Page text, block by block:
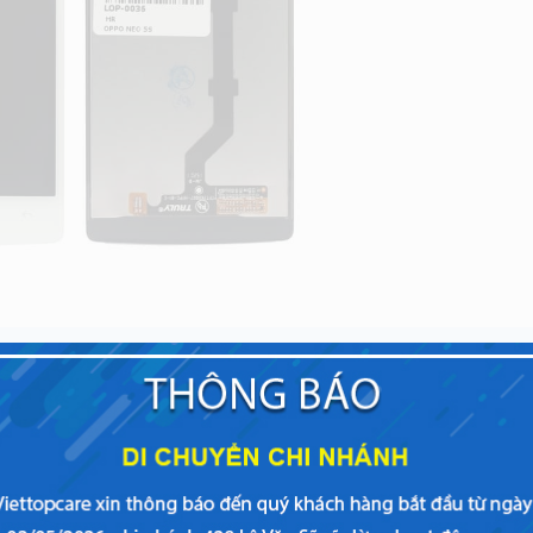
tại Viettopcare nếu chiếc Oppo của bạn gặp các
Viettopcare